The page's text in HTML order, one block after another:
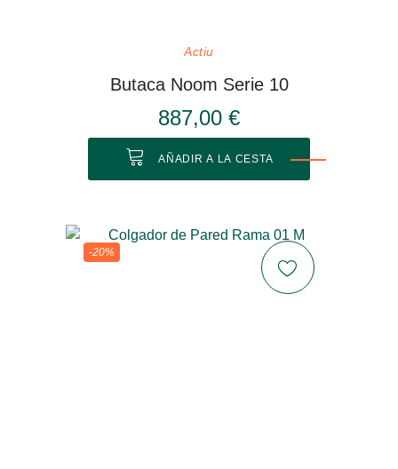
Actiu
Butaca Noom Serie 10
887,00 €
AÑADIR A LA CESTA
-20%